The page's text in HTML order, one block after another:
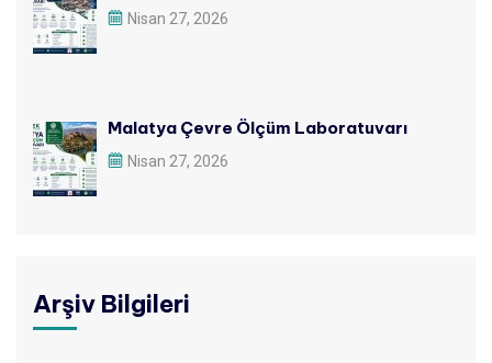
Nisan 27, 2026
Malatya Çevre Ölçüm Laboratuvarı
Nisan 27, 2026
Arşiv Bilgileri